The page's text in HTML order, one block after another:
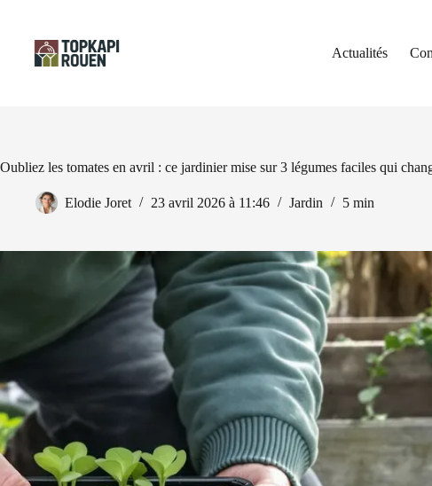
contenu
Actualités
Oubliez les tomates en avril : ce jardinier mise sur 3 légumes faciles qui
Elodie Joret 23 avril 2026 à 11:46 Jardin 5 min